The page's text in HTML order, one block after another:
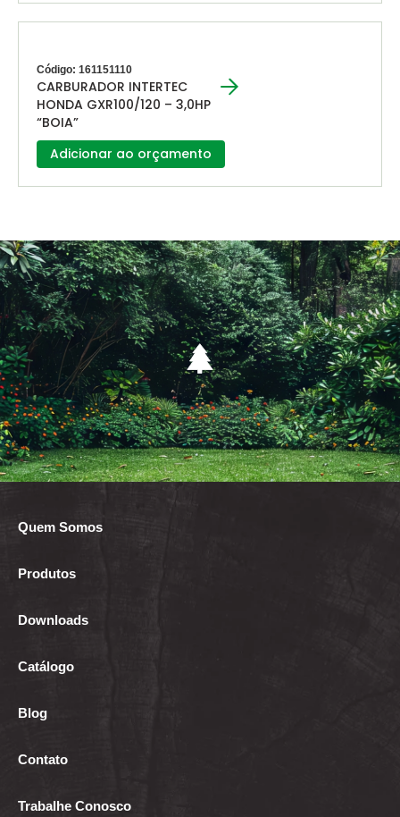
Código: 161151110
CARBURADOR INTERTEC
HONDA GXR100/120 – 3,0HP
“BOIA”
Adicionar ao orçamento
Quem Somos
Produtos
Downloads
Catálogo
Blog
Contato
Trabalhe Conosco